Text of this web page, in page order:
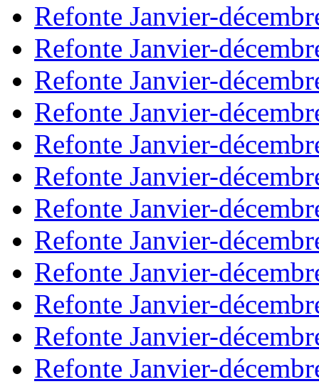
Refonte Janvier-
Refonte Janvier-
Refonte Janvier-
Refonte Janvier-
Refonte Janvier-
Refonte Janvier-
Refonte Janvier-
Refonte Janvier-
Refonte Janvier-
Refonte Janvier-
Refonte Janvier-
Refonte Janvier-